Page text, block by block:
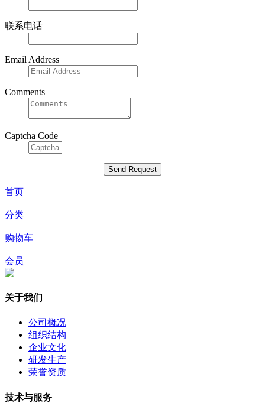
联系电话
Email Address
Comments
Captcha Code
首页
分类
购物车
会员
关于我们
公司概况
组织结构
企业文化
研发生产
荣誉资质
技术与服务